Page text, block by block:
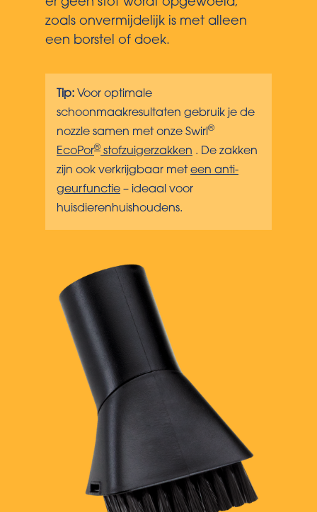
er geen stof wordt opgewoeld,
zoals onvermijdelijk is met alleen
een borstel of doek.
Tip: Voor optimale
schoonmaakresultaten gebruik je de
nozzle samen met onze Swirl ®
EcoPor® stofzuigerzakken . De zakken
zijn ook verkrijgbaar meteen anti-
geurfunctie – ideaal voor
huisdierenhuishoudens.